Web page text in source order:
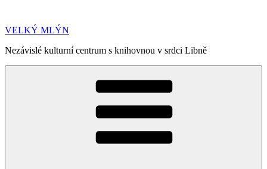
obsahu
VELKÝ MLÝN
Nezávislé kulturní centrum s knihovnou v srdci Libně